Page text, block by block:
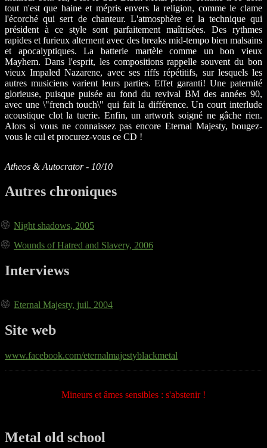
tout n'est que haine et mépris envers la religion, comme le clame
l'écorché qui sert de chanteur. L'atmosphère et la technique qui
président à ce style sont parfaitement maîtrisées. Des rythmes
rapides et furieux alternent avec des breaks mid-tempo bien malsains
et apocalyptiques. La batterie martèle comme un bon vieux
Mayhem. Dans l'esprit, les compositions rappelle souvent du bon
vieux Impaled Nazarene, avec ses riffs répétitifs, sur lesquels les
autres musiciens varient leurs parties. Effet garanti! Une paternité
glorieuse, puisque puisée au fond du revival BM des années 90,
avec une \"french touch\" qui fait la différence. Un court interlude
acoustique clot la tuerie. Enfin, un artwork soigné ne gâche rien.
Alors si vous ne connaissez pas encore Eternal Majesty, bougez-
vous le cul et procurez-vous ce CD !
Atheos & Autocrator - 10/10
Autres chroniques
Night shadows, 2005
Wounds of Hatred and Slavery, 2006
Interviews
Eternal Majesty, juil. 2004
Site web
www.facebook.com/eternalmajestyblackmetal
Mineurs et âmes sensibles : s'abstenir !
Metal old school